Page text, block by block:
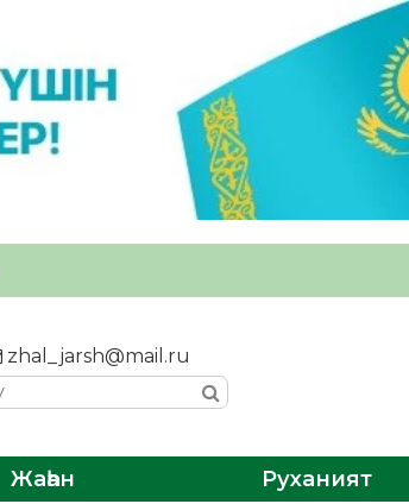
zhal_jarsh@mail.ru
Жаһан Руханият